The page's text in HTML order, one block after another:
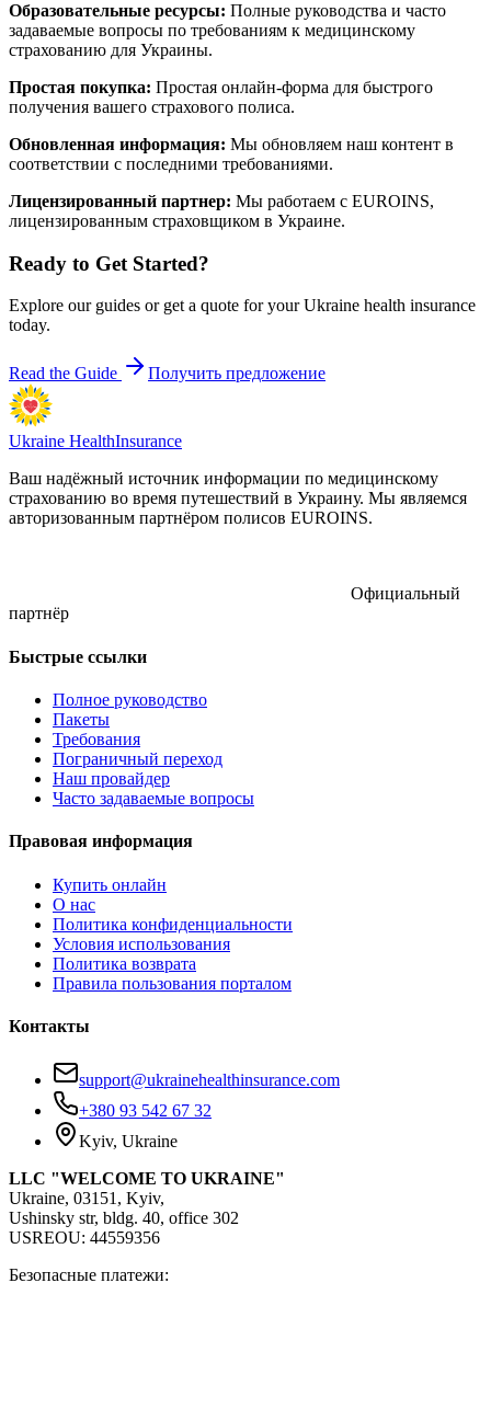
Образовательные ресурсы: Полные руководства и часто
задаваемые вопросы по требованиям к медицинскому
страхованию для Украины.
Простая покупка: Простая онлайн-форма для быстрого
получения вашего страхового полиса.
Обновленная информация: Мы обновляем наш контент в
соответствии с последними требованиями.
Лицензированный партнер: Мы работаем с EUROINS,
лицензированным страховщиком в Украине.
Ready to Get Started?
Explore our guides or get a quote for your Ukraine health insurance
today.
Read the Guide Получить предложение
Ukraine HealthInsurance
Ваш надёжный источник информации по медицинскому
страхованию во время путешествий в Украину. Мы являемся
авторизованным партнёром полисов EUROINS.
Официальный
партнёр
Быстрые ссылки
Полное руководство
Пакеты
Требования
Пограничный переход
Наш провайдер
Часто задаваемые вопросы
Правовая информация
Купить онлайн
О нас
Политика конфиденциальности
Условия использования
Политика возврата
Правила пользования порталом
Контакты
support@ukrainehealthinsurance.com
+380 93 542 67 32
Kyiv, Ukraine
LLC "WELCOME TO UKRAINE"
Ukraine, 03151, Kyiv,
Ushinsky str, bldg. 40, office 302
USREOU: 44559356
Безопасные платежи: